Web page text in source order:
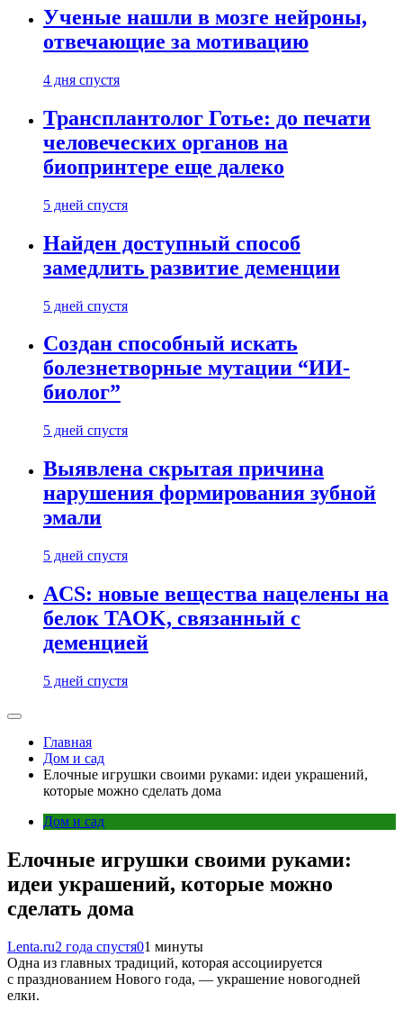
Ученые нашли в мозге нейроны,
отвечающие за мотивацию
4 дня спустя
Трансплантолог Готье: до печати
человеческих органов на
биопринтере еще далеко
5 дней спустя
Найден доступный способ
замедлить развитие деменции
5 дней спустя
Создан способный искать
болезнетворные мутации “ИИ-
биолог”
5 дней спустя
Выявлена скрытая причина
нарушения формирования зубной
эмали
5 дней спустя
ACS: новые вещества нацелены на
белок TAOK, связанный с
деменцией
5 дней спустя
Главная
Дом и сад
Елочные игрушки своими руками: идеи украшений,
которые можно сделать дома
Дом и сад
Елочные игрушки своими руками:
идеи украшений, которые можно
сделать дома
Lenta.ru2 года спустя01 минуты
Одна из главных традиций, которая ассоциируется
с празднованием Нового года, — украшение новогодней
елки.